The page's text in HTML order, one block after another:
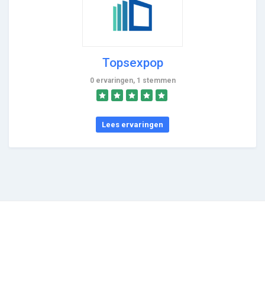
Topsexpop
0 ervaringen, 1 stemmen
Lees ervaringen